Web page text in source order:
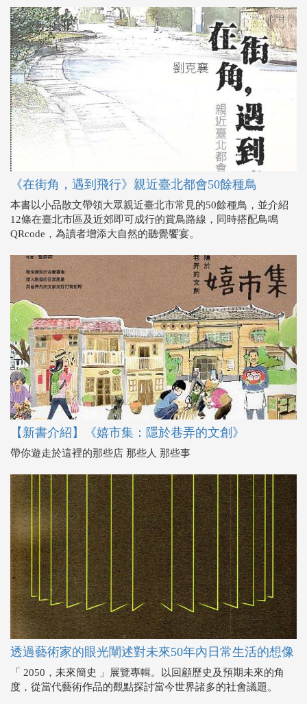
《在街角，遇到飛行》親近臺北都會50餘種鳥
本書以小品散文帶領大眾親近臺北市常見的50餘種鳥，並介紹
12條在臺北市區及近郊即可成行的賞鳥路線，同時搭配鳥鳴
QRcode，為讀者增添大自然的聽覺饗宴。
【新書介紹】《嬉市集：隱於巷弄的文創》
帶你遊走於這裡的那些店 那些人 那些事
透過藝術家的眼光闡述對未來50年內日常生活的想像
「 2050，未來簡史 」展覽專輯。以回顧歷史及預期未來的角
度，從當代藝術作品的觀點探討當今世界諸多的社會議題。